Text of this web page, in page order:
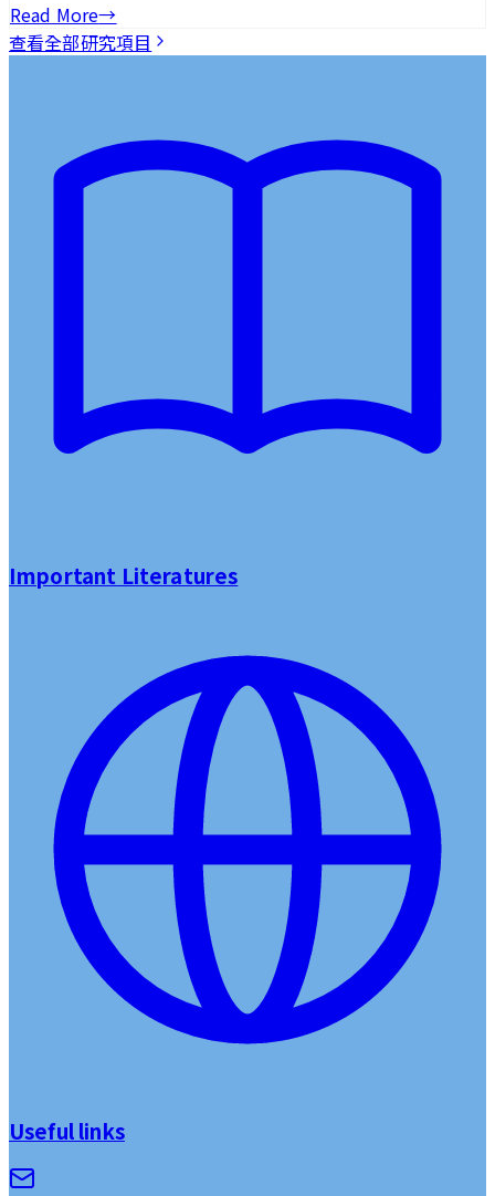
Read More→
查看全部研究項目
Important Literatures
Useful links